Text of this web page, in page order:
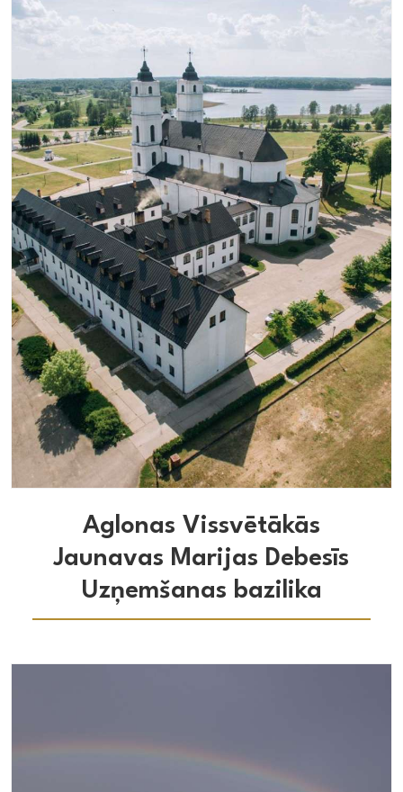
Aglonas Vissvētākās
Jaunavas Marijas Debesīs
Uzņemšanas bazilika